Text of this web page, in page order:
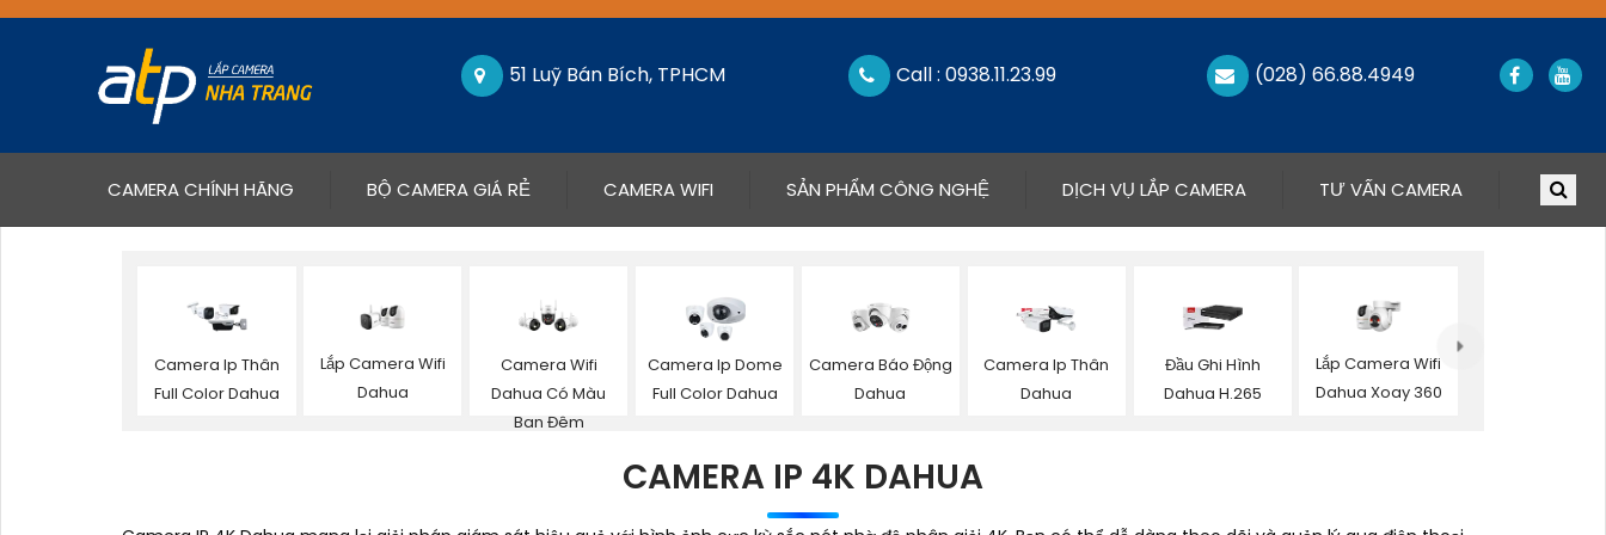
51 Luỹ Bán Bích, TPHCM Call : 0938.11.23.99 (028) 66.88.4949
CAMERA CHÍNH HÃNG(CURRENT)BỘ CAMERA GIÁ RẺ CAMERA WIFI SẢN PHẨM CÔNG NGHỆ DỊCH VỤ LẮP CAMERA TƯ VẤN CAMERA
Camera Ip Thân
Full Color Dahua
Lắp Camera Wifi
Dahua
Camera Wifi
Dahua Có Màu
Ban Đêm
Camera Ip Dome
Full Color Dahua
Camera Báo Động
Dahua
Camera Ip Thân
Dahua
Đầu Ghi Hình
Dahua H.265
Lắp Camera Wifi
Dahua Xoay 360
CAMERA IP 4K DAHUA